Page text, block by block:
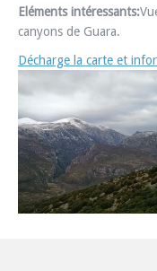
Eléments intéressants:
canyons de Guara.
Décharge la carte et